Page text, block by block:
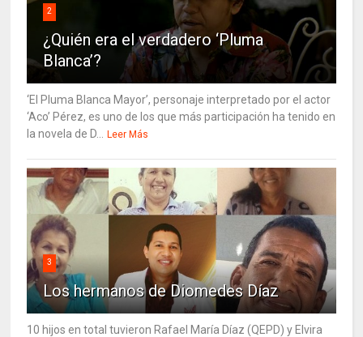
2
¿Quién era el verdadero ‘Pluma
Blanca’?
‘El Pluma Blanca Mayor’, personaje interpretado por el actor
‘Aco’ Pérez, es uno de los que más participación ha tenido en
la novela de D...
Leer Más
3
Los hermanos de Diomedes Díaz
10 hijos en total tuvieron Rafael María Díaz (QEPD) y Elvira